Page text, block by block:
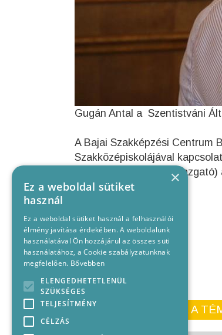
Gugán Antal a Szentistváni
A Bajai Szakképzési Centrum
Szakközépiskolájával
(Jelenlegi megbízott
KORÁBBI CIKKEINK A
×
Ez a weboldal sütiket
használ
Ez a weboldal sütiket használ a felhasználói
élmény javítása érdekében. A weboldalunk
használatával Ön hozzájárul az összes süti
használatához, a Cookie szabályzatunknak
megfelelően. Bővebben
ELENGEDHETETLENÜL
SZÜKSÉGES
TELJESÍTMÉNY
CÉLZÁS